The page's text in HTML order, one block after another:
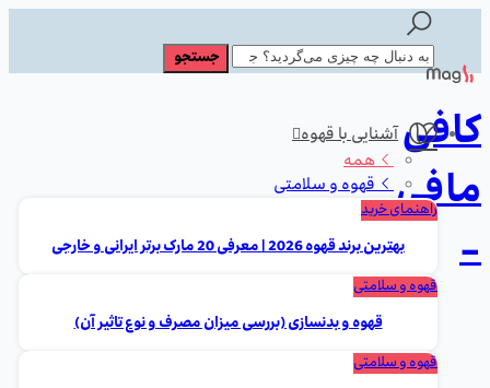
کافی
مافی
-
آشنایی با قهوه
همه
قهوه و سلامتی
راهنمای خرید
بهترین برند قهوه 2026 | معرفی 20 مارک برتر ایرانی و خارجی
قهوه و سلامتی
قهوه و بدنسازی (بررسی میزان مصرف و نوع تاثیر آن)
قهوه و سلامتی